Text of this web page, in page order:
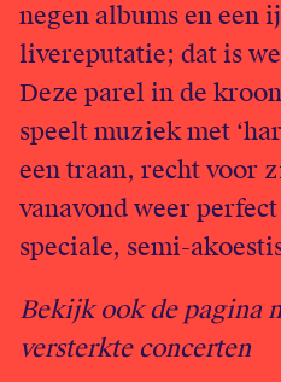
negen albums en een
livereputatie; dat is
Deze parel in de
speelt muziek met
een traan, recht voor
vanavond weer
speciale, semi-
Bekijk ook de pagina
versterkte concerten